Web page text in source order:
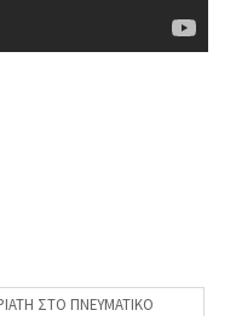
ΣΤΟ ΠΝΕΥΜΑΤΙΚΟ